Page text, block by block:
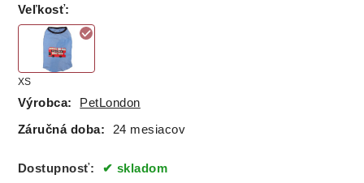
Veľkosť:
XS
Výrobca: PetLondon
Záručná doba: 24 mesiacov
Dostupnosť: skladom